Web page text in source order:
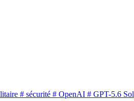
# sécurité # OpenAI # GPT-5.6 Sol